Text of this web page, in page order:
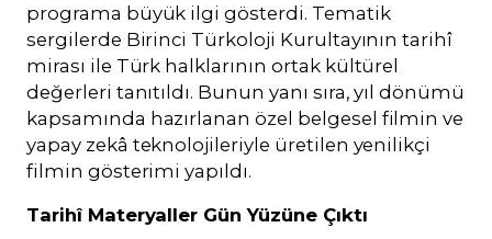
programa büyük ilgi gösterdi. Tematik
sergilerde Birinci Türkoloji Kurultayının tarihî
mirası ile Türk halklarının ortak kültürel
değerleri tanıtıldı. Bunun yanı sıra, yıl dönümü
kapsamında hazırlanan özel belgesel filmin ve
yapay zekâ teknolojileriyle üretilen yenilikçi
filmin gösterimi yapıldı.
Tarihî Materyaller Gün Yüzüne Çıktı